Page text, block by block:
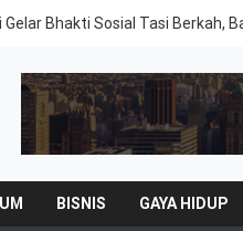
Bhakti Sosial Tasi Berkah,
BISNIS GAYA HIDUP